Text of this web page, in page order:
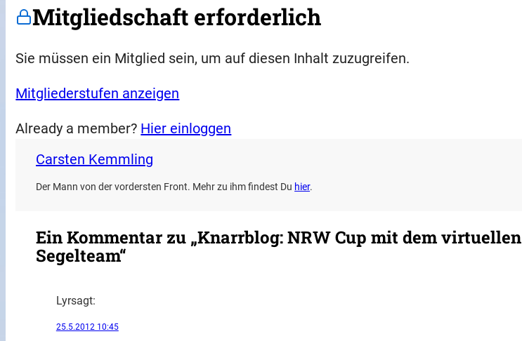
Mitgliedschaft erforderlich
Sie müssen ein Mitglied sein, um auf diesen Inhalt zuzugreifen.
Mitgliederstufen anzeigen
Already a member? Hier einloggen
Carsten Kemmling
Der Mann von der vordersten Front. Mehr zu ihm findest Du hier.
Ein Kommentar zu „Knarrblog: NRW Cup mit dem virtuellen
Segelteam“
Lyrsagt:
25.5.2012 10:45